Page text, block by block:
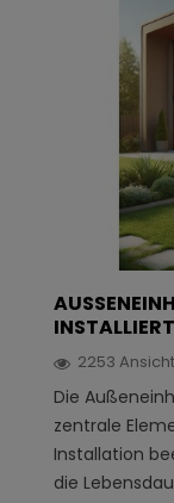
2253
Die
zentrale
Installation
die